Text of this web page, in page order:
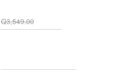
Q3,549.00